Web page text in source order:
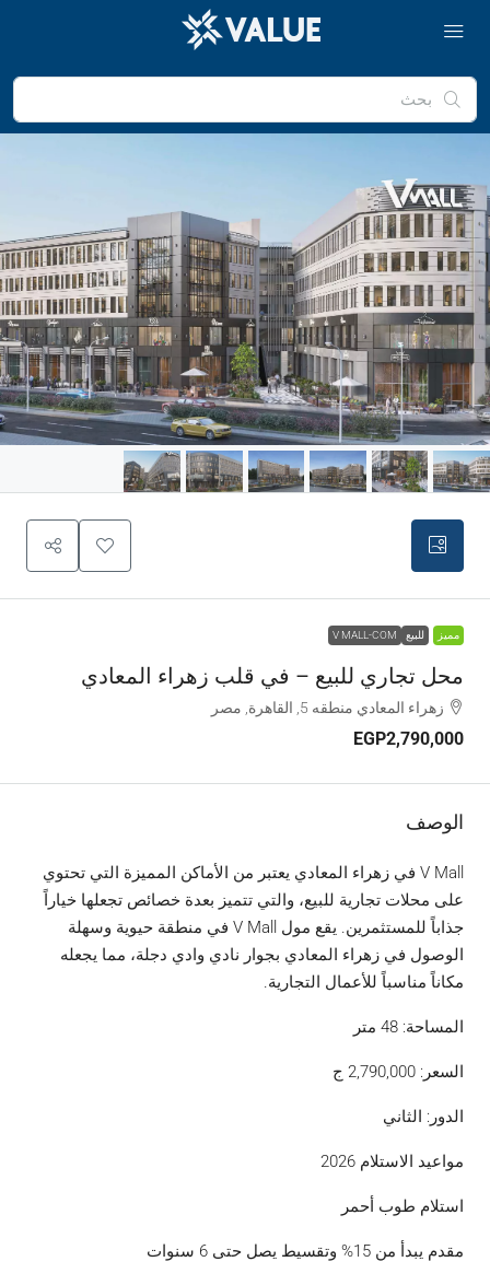
مميز للبيع V MALL-COM
محل تجاري للبيع – في قلب زهراء المعادي
زهراء المعادي منطقه 5, القاهرة, مصر
EGP2,790,000
الوصف
V Mall في زهراء المعادي يعتبر من الأماكن المميزة التي تحتوي
على محلات تجارية للبيع، والتي تتميز بعدة خصائص تجعلها خياراً
جذاباً للمستثمرين. يقع مول V Mall في منطقة حيوية وسهلة
الوصول في زهراء المعادي بجوار نادي وادي دجلة، مما يجعله
مكاناً مناسباً للأعمال التجارية.
المساحة: 48 متر
السعر: 2,790,000 ج
الدور: الثاني
مواعيد الاستلام 2026
استلام طوب أحمر
مقدم يبدأ من 15% وتقسيط يصل حتى 6 سنوات